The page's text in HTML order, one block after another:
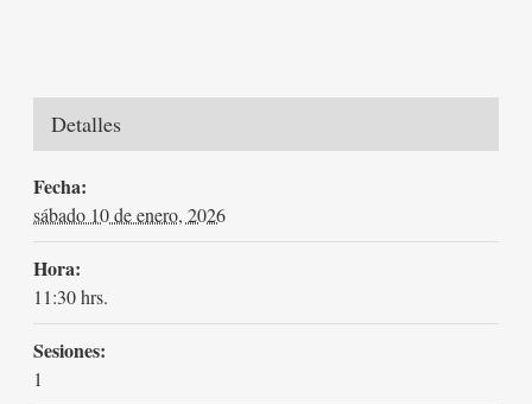
Detalles
Fecha:
sábado 10 de enero, 2026
Hora:
11:30 hrs.
Sesiones:
1